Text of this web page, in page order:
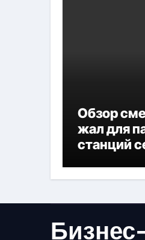
Обзор
жал для
станций